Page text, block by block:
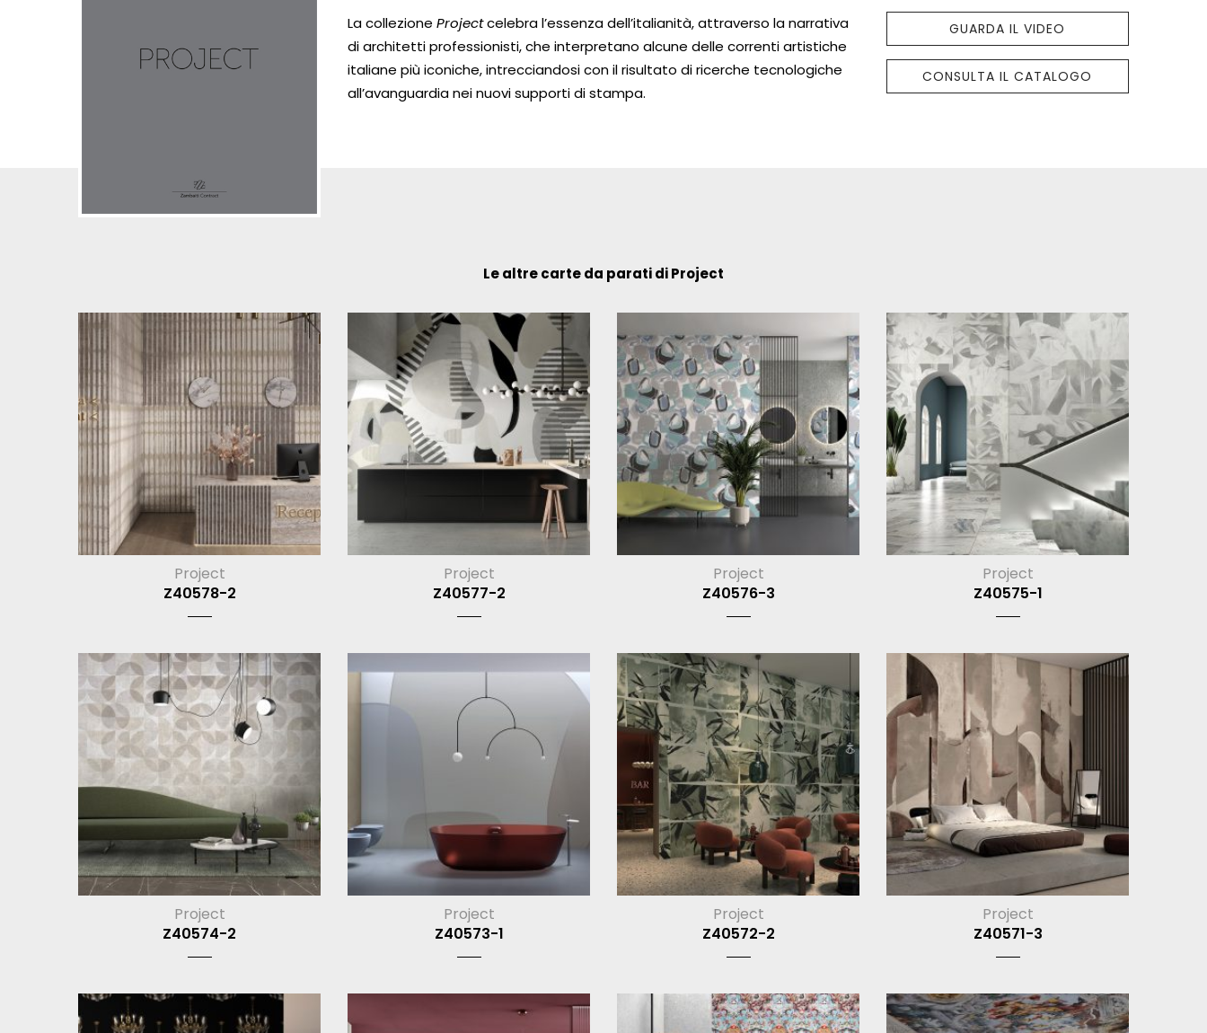
La collezione Projectcelebra l’essenza dell’italianità, attraverso la narrativa
di architetti professionisti, che interpretano alcune delle correnti artistiche
italiane più iconiche, intrecciandosi con il risultato di ricerche tecnologiche
all’avanguardia nei nuovi supporti di stampa.
GUARDA IL VIDEO
CONSULTA IL CATALOGO
Le altre carte da parati di Project
Project
Z40578-2
Project
Z40577-2
Project
Z40576-3
Project
Z40575-1
Project
Z40574-2
Project
Z40573-1
Project
Z40572-2
Project
Z40571-3